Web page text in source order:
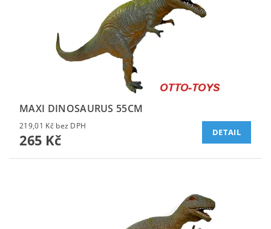
MAXI DINOSAURUS 55CM
219,01 Kč bez DPH
265 Kč DETAIL